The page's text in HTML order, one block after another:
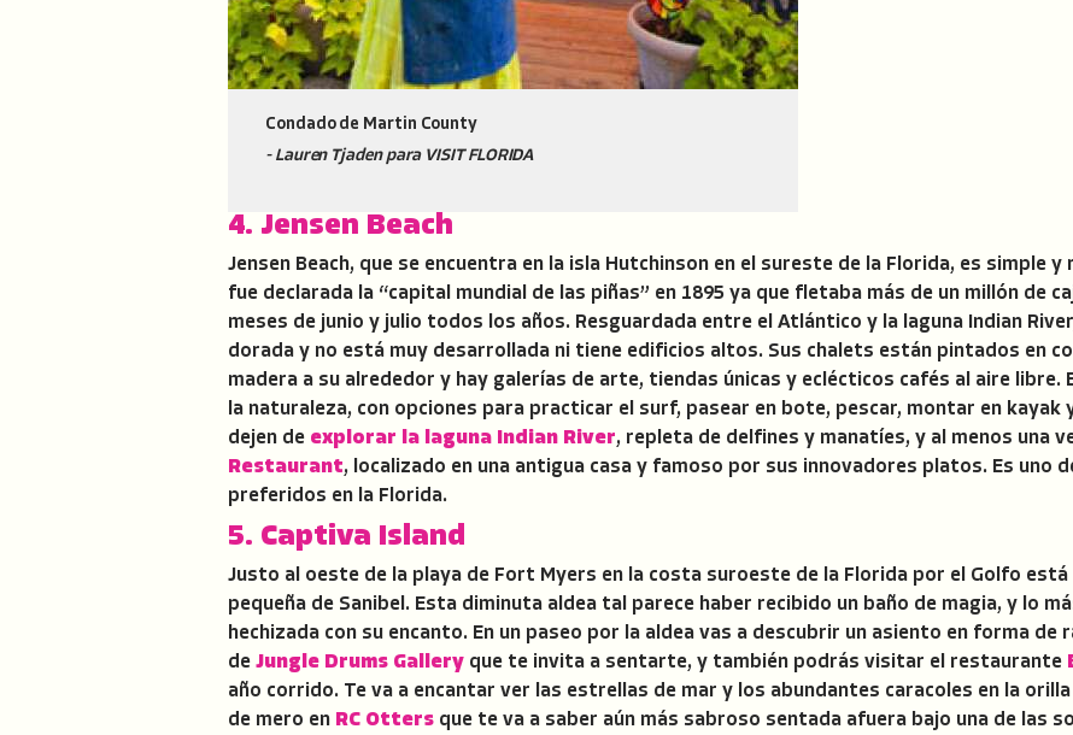
Condado de Martin County
- Lauren Tjaden para VISIT FLORIDA
4. Jensen Beach
Jensen Beach, que se encuentra en la isla Hutchinson en el sureste de la Florida, es simple
fue declarada la “capital mundial de las piñas” en 1895 ya que fletaba más de un millón de
meses de junio y julio todos los años. Resguardada entre el Atlántico y la laguna Indian
dorada y no está muy desarrollada ni tiene edificios altos. Sus chalets están pintados en
madera a su alrededor y hay galerías de arte, tiendas únicas y eclécticos cafés al aire libre.
la naturaleza, con opciones para practicar el surf, pasear en bote, pescar, montar en kayak
dejen de explorar la laguna Indian River, repleta de delfines y manatíes, y al menos una
Restaurant, localizado en una antigua casa y famoso por sus innovadores platos. Es uno
preferidos en la Florida.
5. Captiva Island
Justo al oeste de la playa de Fort Myers en la costa suroeste de la Florida por el Golfo está
pequeña de Sanibel. Esta diminuta aldea tal parece haber recibido un baño de magia, y lo
hechizada con su encanto. En un paseo por la aldea vas a descubrir un asiento en forma de
de Jungle Drums Gallery que te invita a sentarte, y también podrás visitar el restaurante
año corrido. Te va a encantar ver las estrellas de mar y los abundantes caracoles en la
de mero en RC Otters que te va a saber aún más sabroso sentada afuera bajo una de las